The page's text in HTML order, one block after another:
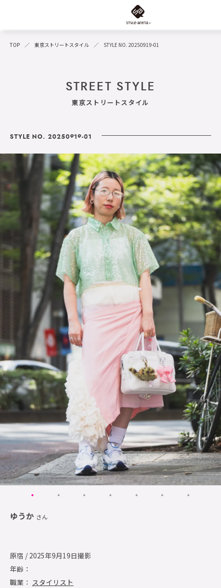
TOP 東京ストリートスタイル STYLE NO. 20250919-01
STREET STYLE
東京ストリートスタイル
STYLE NO. 20250919-01
ゆうか さん
原宿 / 2025年9月19日撮影
年齢：
職業： スタイリスト